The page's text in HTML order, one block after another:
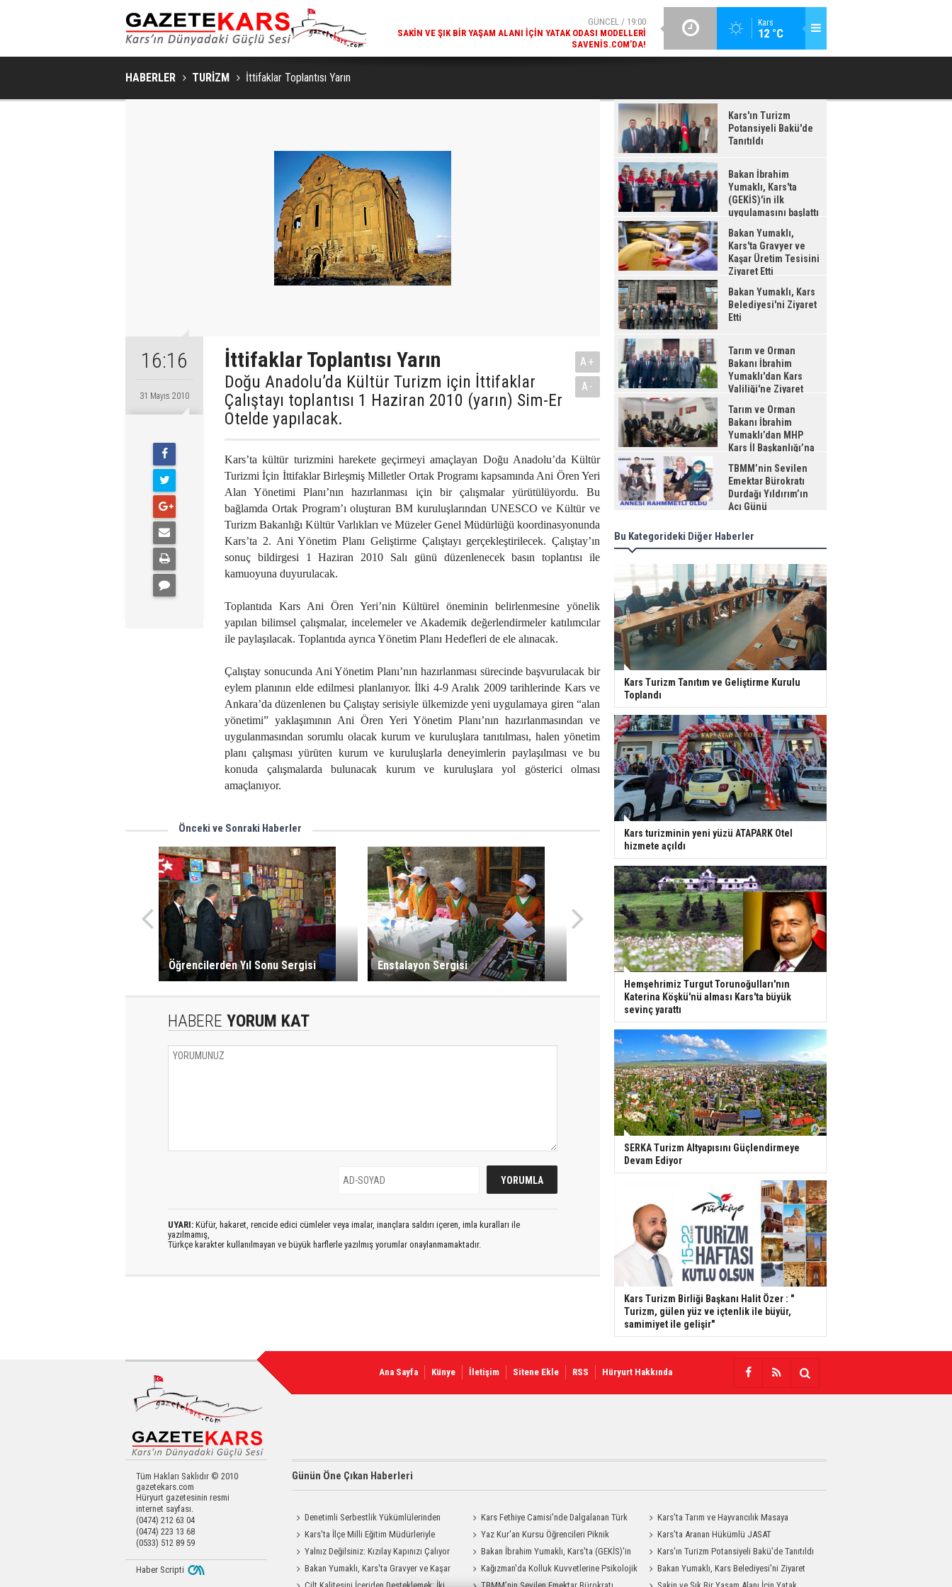
Kars
12 °C
GÜNCEL / 18:38
KARS'IN TURIZM POTANSIYELI BAKÜ'DE TANITILDI
BAKAN İBRAHIM YUMAKLI, KARS'TA (GEKİS)'IN ILK
HABERLER TURİZM İttifaklar Toplantısı Yarın
16:16
31 Mayıs 2010
İttifaklar Toplantısı Yarın
Doğu Anadolu’da Kültür Turizm için İttifaklar
Çalıştayı toplantısı 1 Haziran 2010 (yarın) Sim-Er
Otelde yapılacak.
A+
A-
Kars’ta kültür turizmini harekete geçirmeyi amaçlayan Doğu Anadolu’da Kültür
Turizmi İçin İttifaklar Birleşmiş Milletler Ortak Programı kapsamında Ani Ören Yeri
Alan Yönetimi Planı’nın hazırlanması için bir çalışmalar yürütülüyordu. Bu
bağlamda Ortak Program’ı oluşturan BM kuruluşlarından UNESCO ve Kültür ve
Turizm Bakanlığı Kültür Varlıkları ve Müzeler Genel Müdürlüğü koordinasyonunda
Kars’ta 2. Ani Yönetim Planı Geliştirme Çalıştayı gerçekleştirilecek. Çalıştay’ın
sonuç bildirgesi 1 Haziran 2010 Salı günü düzenlenecek basın toplantısı ile
kamuoyuna duyurulacak.
Toplantıda Kars Ani Ören Yeri’nin Kültürel öneminin belirlenmesine yönelik
yapılan bilimsel çalışmalar, incelemeler ve Akademik değerlendirmeler katılımcılar
ile paylaşılacak. Toplantıda ayrıca Yönetim Planı Hedefleri de ele alınacak.
Çalıştay sonucunda Ani Yönetim Planı’nın hazırlanması sürecinde başvurulacak bir
eylem planının elde edilmesi planlanıyor. İlki 4-9 Aralık 2009 tarihlerinde Kars ve
Ankara’da düzenlenen bu Çalıştay serisiyle ülkemizde yeni uygulamaya giren “alan
yönetimi” yaklaşımının Ani Ören Yeri Yönetim Planı’nın hazırlanmasından ve
uygulanmasından sorumlu olacak kurum ve kuruluşlara tanıtılması, halen yönetim
planı çalışması yürüten kurum ve kuruluşlarla deneyimlerin paylaşılması ve bu
konuda çalışmalarda bulunacak kurum ve kuruluşlara yol gösterici olması
amaçlanıyor.
Önceki ve Sonraki Haberler
Öğrencilerden Yıl Sonu Sergisi Enstalayon Sergisi
HABERE YORUM KAT
UYARI: Küfür, hakaret, rencide edici cümleler veya imalar, inançlara saldırı içeren, imla kuralları ile
yazılmamış,
Türkçe karakter kullanılmayan ve büyük harflerle yazılmış yorumlar onaylanmamaktadır.
Kars'ın Turizm
Potansiyeli Bakü'de
Tanıtıldı
Bakan İbrahim
Yumaklı, Kars'ta
(GEKİS)'in ilk
uygulamasını başlattı
Bakan Yumaklı,
Kars'ta Gravyer ve
Kaşar Üretim Tesisini
Ziyaret Etti
Bakan Yumaklı, Kars
Belediyesi'ni Ziyaret
Etti
Tarım ve Orman
Bakanı İbrahim
Yumaklı'dan Kars
Valiliği'ne Ziyaret
Tarım ve Orman
Bakanı İbrahim
Yumaklı’dan MHP
Kars İl Başkanlığı’na
Ziyaret
TBMM’nin Sevilen
Emektar Bürokratı
Durdağı Yıldırım’ın
Acı Günü
Bu Kategorideki Diğer Haberler
Kars Turizm Tanıtım ve Geliştirme Kurulu
Toplandı
Kars turizminin yeni yüzü ATAPARK Otel
hizmete açıldı
Hemşehrimiz Turgut Torunoğulları'nın
Katerina Köşkü'nü alması Kars'ta büyük
sevinç yarattı
SERKA Turizm Altyapısını Güçlendirmeye
Devam Ediyor
Kars Turizm Birliği Başkanı Halit Özer : "​​​​​​​
Turizm, gülen yüz ve içtenlik ile büyür,
samimiyet ile gelişir"
Ana Sayfa Künye İletişim Sitene Ekle RSS Hüryurt Hakkında
Tüm Hakları Saklıdır © 2010
gazetekars.com
Hüryurt gazetesinin resmi
internet sayfası.
(0474) 212 63 04
(0474) 223 13 68
(0533) 512 89 59
Günün Öne Çıkan Haberleri
Denetimli Serbestlik Yükümlülerinden
Okula Temizlik Desteği
Kars Fethiye Camisi'nde Dalgalanan Türk
Bayrağı Görenlerin Beğenisini Topladı
Kars'ta Tarım ve Hayvancılık Masaya
Yatırıldı
Kars'ta İlçe Milli Eğitim Müdürleriyle
Değerlendirme Toplantısı
Yaz Kur'an Kursu Öğrencileri Piknik
Coşkusu Yaşadı
Kars'ta Aranan Hükümlü JASAT
Operasyonuyla Yakalandı
Yalnız Değilsiniz: Kızılay Kapınızı Çalıyor
Bakan İbrahim Yumaklı, Kars'ta (GEKİS)'in
ilk uygulamasını başlattı
Kars'ın Turizm Potansiyeli Bakü'de Tanıtıldı
Bakan Yumaklı, Kars'ta Gravyer ve Kaşar
Kağızman'da Kolluk Kuvvetlerine Psikolojik
Bakan Yumaklı, Kars Belediyesi'ni Ziyaret
Haber Scripti